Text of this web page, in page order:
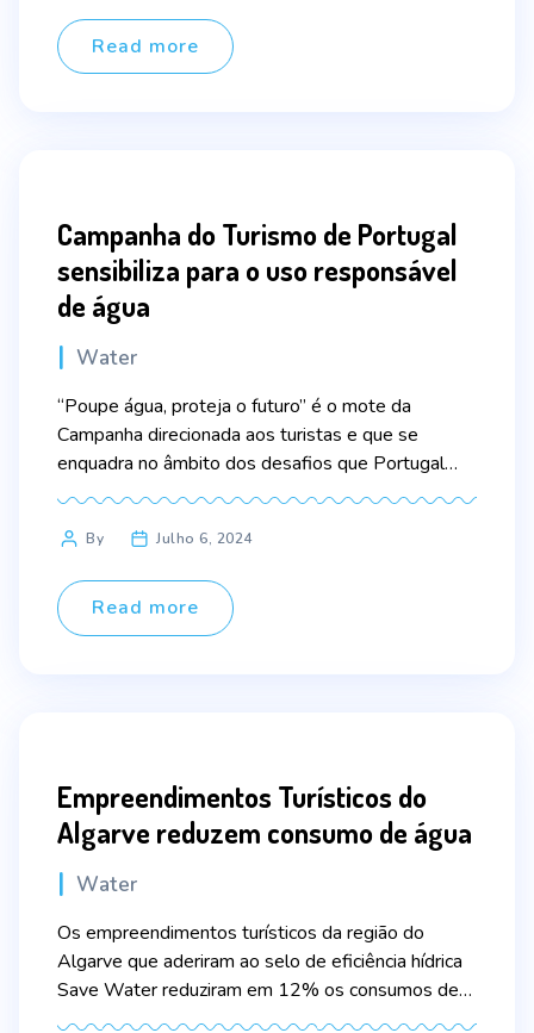
no setor urbano e 35% na agricultura. No setor
turístico, a […]
Read more
Campanha do Turismo de Portugal
sensibiliza para o uso responsável
de água
Categories
Water
“Poupe água, proteja o futuro” é o mote da
Campanha direcionada aos turistas e que se
enquadra no âmbito dos desafios que Portugal
enfrenta, relativamente à utilização e preservação
no planeta que é a água. A água é imprescindível
para a existência dos ecossistemas naturais, assim
como […]
PostBy Julho 6, 2024
Read more
Empreendimentos Turísticos do
Algarve reduzem consumo de água
Categories
Water
Os empreendimentos turísticos da região do
Algarve que aderiram ao selo de eficiência hídrica
Save Water reduziram em 12% os consumos de
água nos primeiros meses do ano segundo o